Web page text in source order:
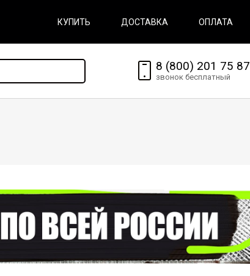
КУПИТЬ ДОСТАВКА ОПЛАТА
8 (800) 201 75 87
звонок бесплатный